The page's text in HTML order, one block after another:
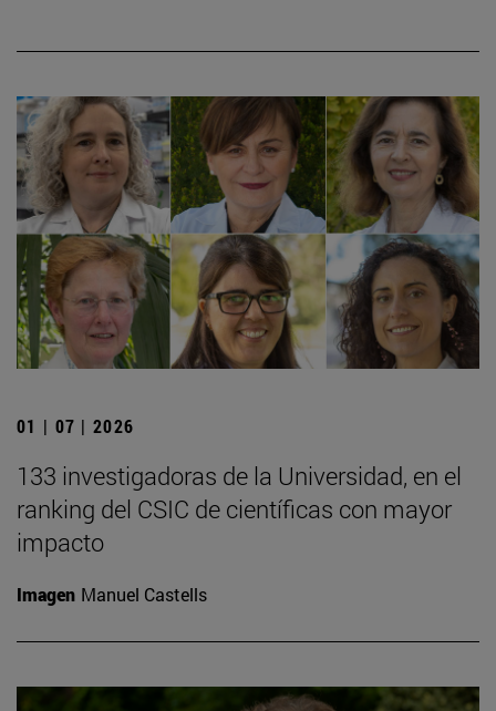
01 | 07 | 2026
133 investigadoras de la Universidad, en el
ranking del CSIC de científicas con mayor
impacto
Imagen Manuel Castells